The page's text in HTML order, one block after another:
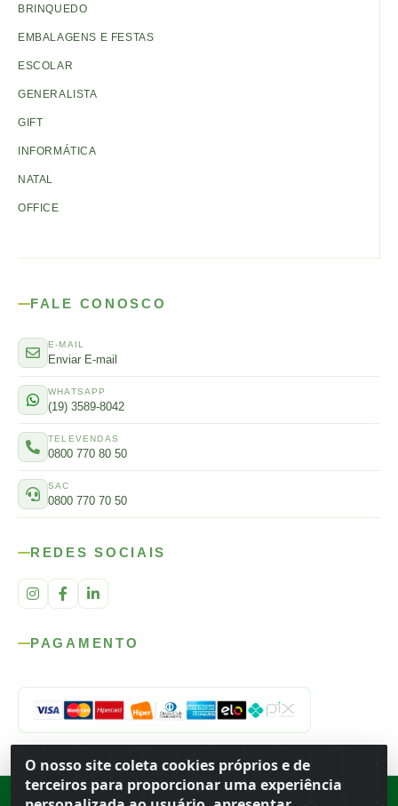
O nosso site coleta cookies próprios e de
terceiros para proporcionar uma experiência
BRINQUEDO
EMBALAGENS E FESTAS
ESCOLAR
GENERALISTA
GIFT
INFORMÁTICA
NATAL
OFFICE
FALE CONOSCO
E-MAIL
Enviar E-mail
WHATSAPP
(19) 3589-8042
TELEVENDAS
0800 770 80 50
SAC
0800 770 70 50
REDES SOCIAIS
PAGAMENTO
Rod. SP-215, s/n, km 98 — Área Rural ·Porto Ferreira SP